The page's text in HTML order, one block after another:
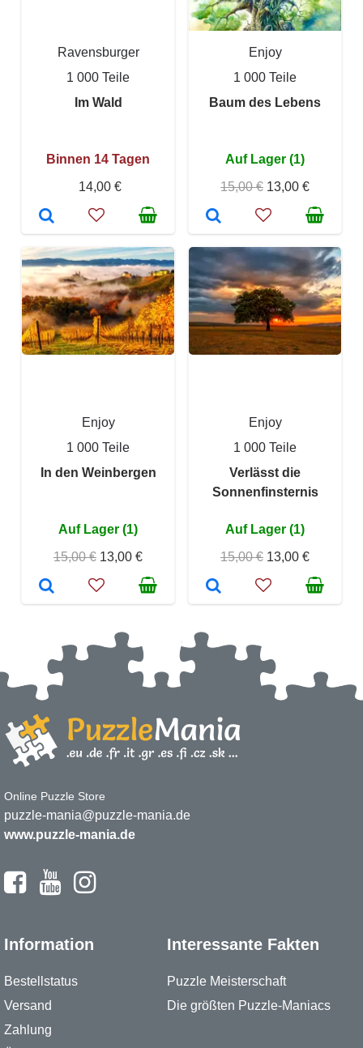
Ravensburger
1 000 Teile
Im Wald
Binnen 14 Tagen
14,00 €
Enjoy
1 000 Teile
Baum des Lebens
Auf Lager (1)
15,00 € 13,00 €
Enjoy
1 000 Teile
In den Weinbergen
Auf Lager (1)
15,00 € 13,00 €
Enjoy
1 000 Teile
Verlässt die
Sonnenfinsternis
Auf Lager (1)
15,00 € 13,00 €
Online Puzzle Store
puzzle-mania@puzzle-mania.de
www.puzzle-mania.de
Information
Bestellstatus
Versand
Zahlung
Interessante Fakten
Puzzle Meisterschaft
Die größten Puzzle-Maniacs